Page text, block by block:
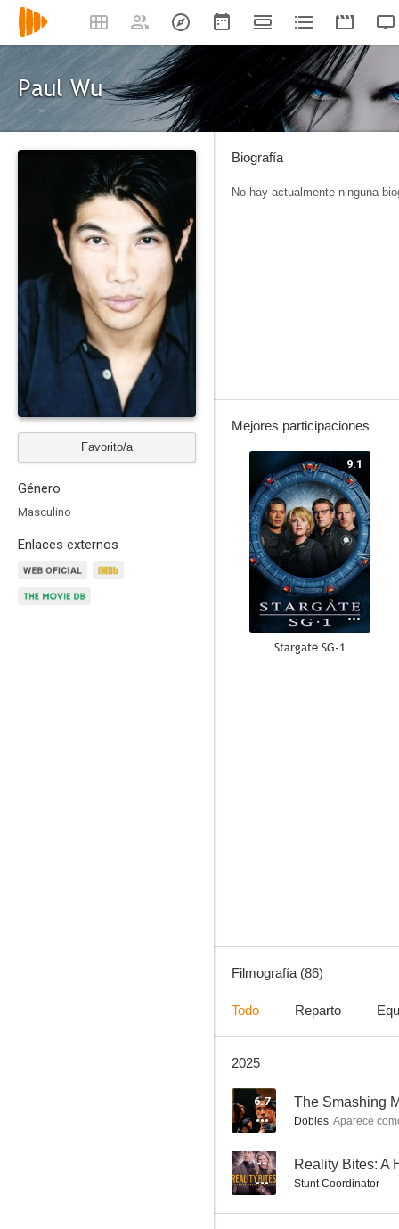
Paul Wu
Favorito/a
Género
Masculino
Enlaces externos
Biografía
No hay actualmente ninguna
Mejores participaciones
9.1
Stargate SG-1
7.3
Filmografía (86)
Todo Reparto
2025
6.7 The Smashing
Dobles,Aparece
-- Reality Bites: A
Stunt Coordinator